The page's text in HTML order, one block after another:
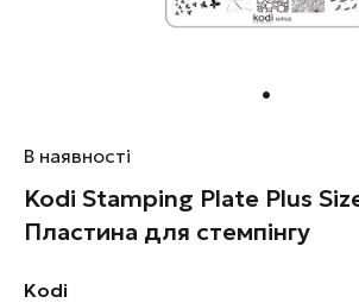
В наявності
Kodi Stamping Plate Plus
Пластина для стемпінгу
Kodi